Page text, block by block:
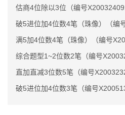
估商4位除以3位（编号
破5进位加4位数4笔（珠像）（编
满5加4位数4笔（珠像）（编号
综合题型1~2位数2笔（编号
直加直减3位数5笔（编号
破5进位加4位数3笔（编号